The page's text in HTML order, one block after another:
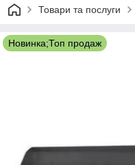
Товари та послуги
Новинка;Топ продаж